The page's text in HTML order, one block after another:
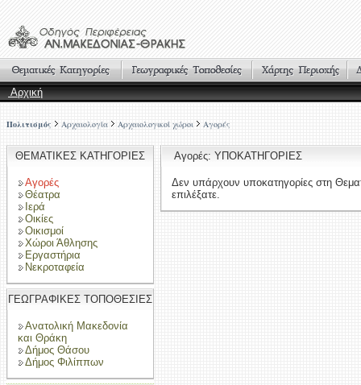
Αρχική
Πολιτισμός Αρχαιολογία Αρχαιολογικοί χώροι Αγορές
ΘΕΜΑΤΙΚΕΣ ΚΑΤΗΓΟΡΙΕΣ
Αγορές
Θέατρα
Ιερά
Οικίες
Οικισμοί
Χώροι Άθλησης
Εργαστήρια
Νεκροταφεία
ΓΕΩΓΡΑΦΙΚΕΣ ΤΟΠΟΘΕΣΙΕΣ
Ανατολική Μακεδονία
και Θράκη
Δήμος Θάσου
Δήμος Φιλίππων
Αγορές: ΥΠΟΚΑΤΗΓΟΡΙΕΣ
Δεν υπάρχουν υποκατηγορίες στη
επιλέξατε.